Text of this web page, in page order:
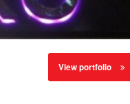
View portfolio